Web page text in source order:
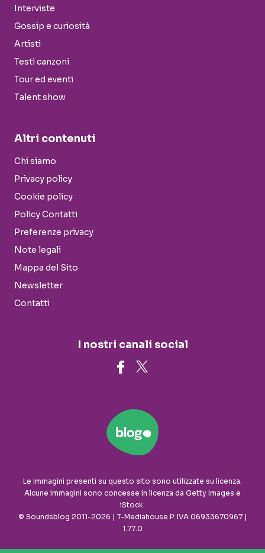
Interviste
Gossip e curiosità
Artisti
Testi canzoni
Tour ed eventi
Talent show
Altri contenuti
Chi siamo
Privacy policy
Cookie policy
Policy Contatti
Preferenze privacy
Note legali
Mappa del Sito
Newsletter
Contatti
I nostri canali social
Le immagini presenti su questo sito sono utilizzate su licenza.
Alcune immagini sono concesse in licenza da Getty Images e
iStock.
© Soundsblog 2011-2026 | T-Mediahouse P. IVA 06933670967 |
1.77.0